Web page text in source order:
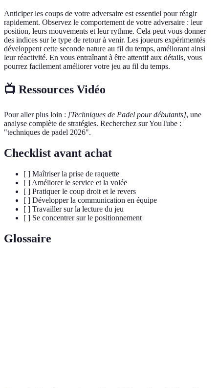
Anticiper les coups de votre adversaire est essentiel pour réagir
rapidement. Observez le comportement de votre adversaire : leur
position, leurs mouvements et leur rythme. Cela peut vous donner
des indices sur le type de retour à venir. Les joueurs expérimentés
développent cette seconde nature au fil du temps, améliorant ainsi
leur réactivité. En vous entraînant à être attentif aux détails, vous
pourrez facilement améliorer votre jeu au fil du temps.
📺 Ressources Vidéo
Pour aller plus loin : [Techniques de Padel pour débutants], une
analyse complète de stratégies. Recherchez sur YouTube :
"techniques de padel 2026".
Checklist avant achat
[ ] Maîtriser la prise de raquette
[ ] Améliorer le service et la volée
[ ] Pratiquer le coup droit et le revers
[ ] Développer la communication en équipe
[ ] Travailler sur la lecture du jeu
[ ] Se concentrer sur le positionnement
Glossaire